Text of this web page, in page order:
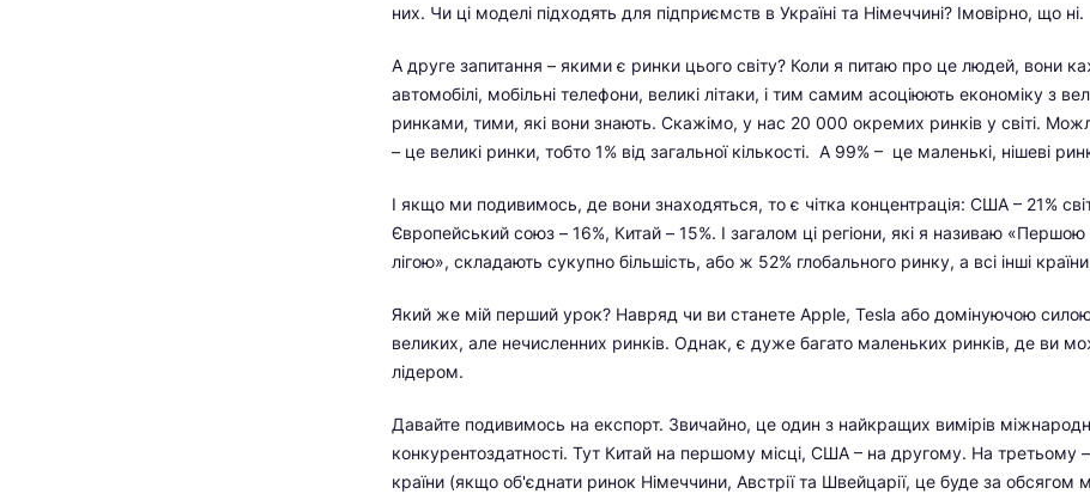
них. Чи ці моделі підходять для підприємств в Україні та Німеччині? Імовірно, що ні.
А друге запитання – якими є ринки цього світу? Коли я питаю про це людей, вони
автомобілі, мобільні телефони, великі літаки, і тим самим асоціюють економіку з
ринками, тими, які вони знають. Скажімо, у нас 20 000 окремих ринків у світі.
– це великі ринки, тобто 1% від загальної кількості. А 99% – це маленькі, нішеві
І якщо ми подивимось, де вони знаходяться, то є чітка концентрація: США – 21%
Європейський союз – 16%, Китай – 15%. І загалом ці регіони, які я називаю «Першою
лігою», складають сукупно більшість, або ж 52% глобального ринку, а всі інші
Який же мій перший урок? Навряд чи ви станете Apple, Tesla або домінуючою
великих, але нечисленних ринків. Однак, є дуже багато маленьких ринків, де ви
лідером.
Давайте подивимось на експорт. Звичайно, це один з найкращих вимірів
конкурентоздатності. Тут Китай на першому місці, США – на другому. На третьому
країни (якщо об'єднати ринок Німеччини, Австрії та Швейцарії, це буде за обсягом